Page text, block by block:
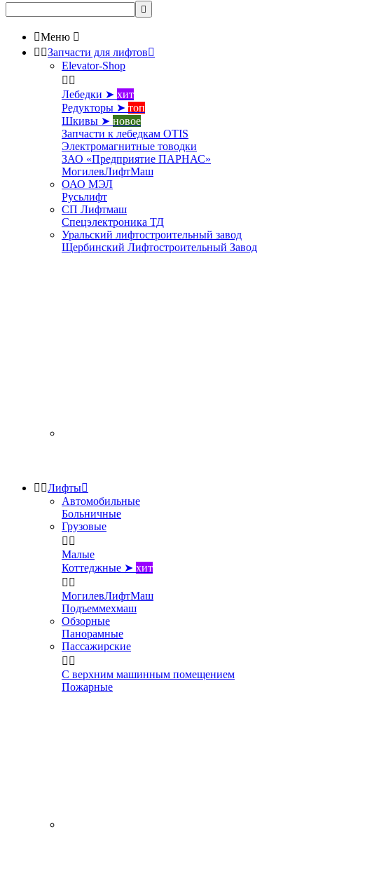

Меню 
 Запчасти для лифтов
Elevator-Shop
 
Лебедки ➤ хит
Редукторы ➤ топ
Шкивы ➤ новое
Запчасти к лебедкам OTIS
Электромагнитные товодки
ЗАО «Предприятие ПАРНАС»
МогилевЛифтМаш
ОАО МЭЛ
Русьлифт
СП Лифтмаш
Спецэлектроника ТД
Уральский лифтостроительный завод
Щербинский Лифтостроительный Завод
 Лифты
Автомобильные
Больничные
Грузовые
 
Малые
Коттеджные ➤ хит
 
МогилевЛифтМаш
Подъеммехмаш
Обзорные
Панорамные
Пассажирские
 
С верхним машинным помещением
Пожарные